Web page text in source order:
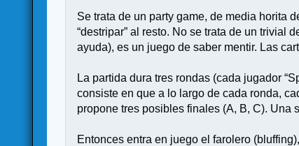
Se trata de un party game, de media horita
“destripar” al resto. No se trata de un trivial
ayuda), es un juego de saber mentir. Las
La partida dura tres rondas (cada jugador
consiste en que a lo largo de cada ronda,
propone tres posibles finales (A, B, C). Una
Entonces entra en juego el farolero